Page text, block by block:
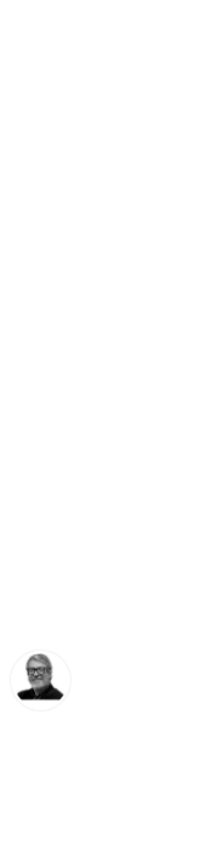
La
Señora de
Hermanas
de la Cena